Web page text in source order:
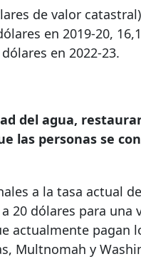
de valor
en 2019-20,
en 2022-23.
del agua,
las personas se
a la tasa actual
dólares para una
actualmente pagan
Multnomah y